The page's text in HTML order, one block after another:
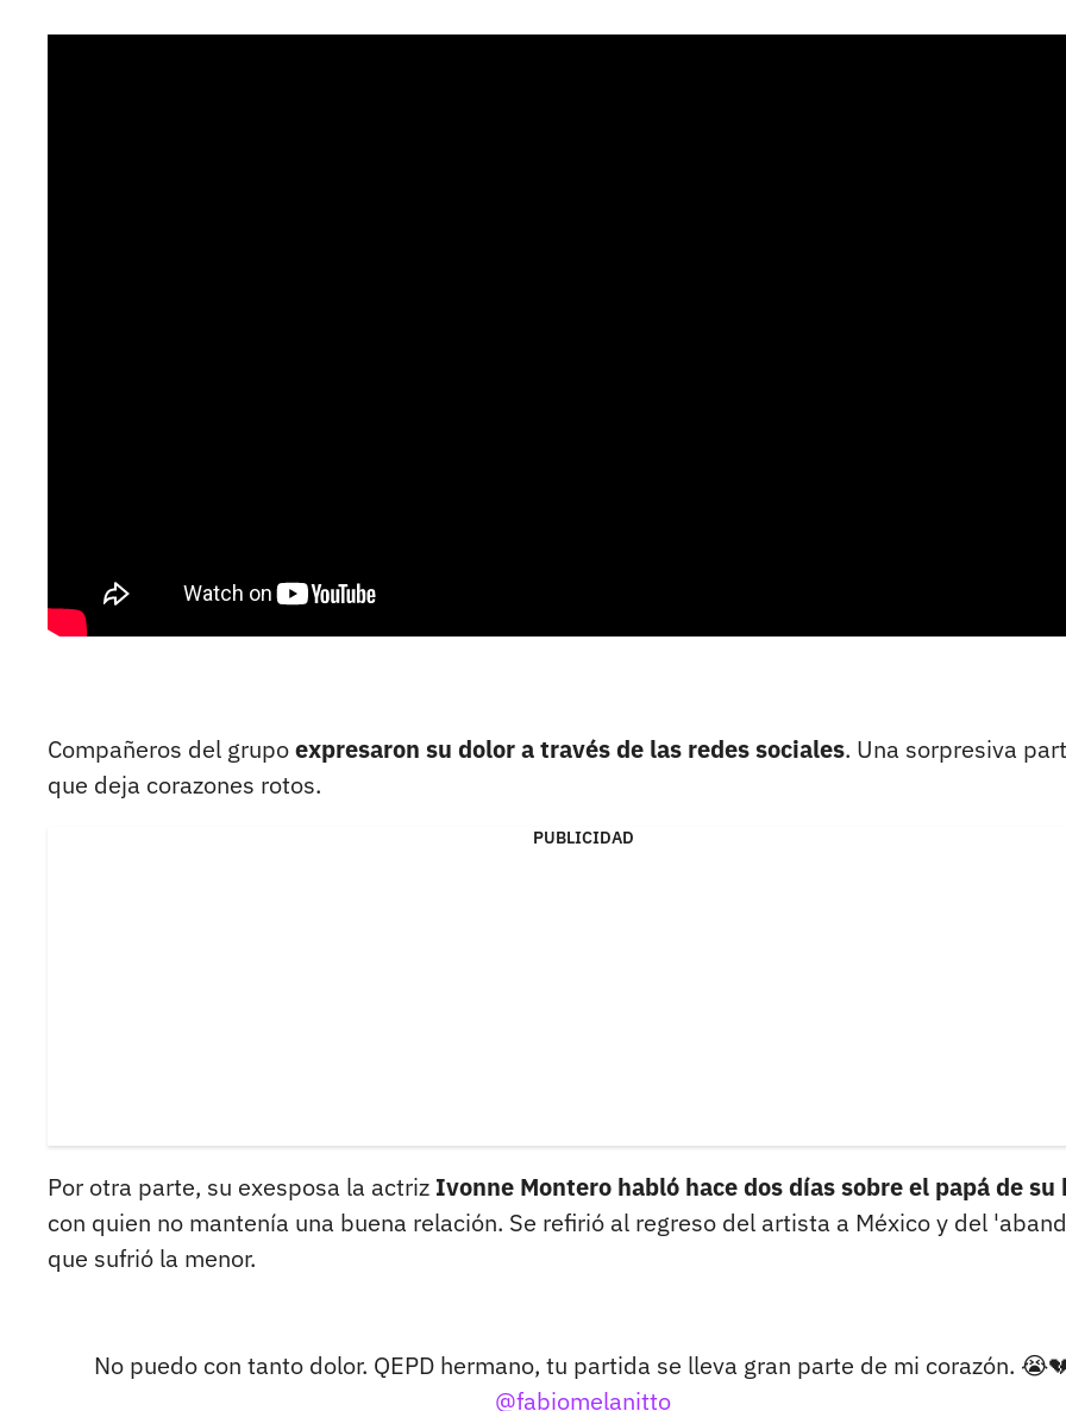
Compañeros del grupoexpresaron su dolor a través de las redes sociales. Una sorpresiva
que deja corazones rotos.
PUBLICIDAD
Por otra parte, su exesposa la actriz Ivonne Montero habló hace dos días sobre el papá de su
con quien no mantenía una buena relación. Se refirió al regreso del artista a México y del
que sufrió la menor.
No puedo con tanto dolor. QEPD hermano, tu partida se lleva gran parte de mi corazón.
@fabiomelanitto